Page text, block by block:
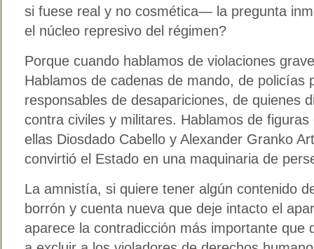
si fuese real y no cosmética— la pregunta
el núcleo represivo del régimen?
Porque cuando hablamos de violaciones
Hablamos de cadenas de mando, de policías
responsables de desapariciones, de quienes
contra civiles y militares. Hablamos de
ellas Diosdado Cabello y Alexander Granko
convirtió el Estado en una maquinaria de
La amnistía, si quiere tener algún contenido
borrón y cuenta nueva que deje intacto el
aparece la contradicción más importante que